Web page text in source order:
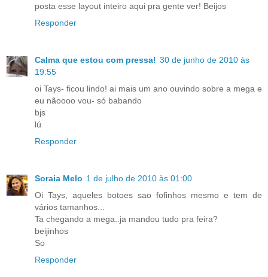
posta esse layout inteiro aqui pra gente ver! Beijos
Responder
Calma que estou com pressa! 30 de junho de 2010 às
19:55
oi Tays- ficou lindo! ai mais um ano ouvindo sobre a mega e
eu nãoooo vou- só babando
bjs
lú
Responder
Soraia Melo 1 de julho de 2010 às 01:00
Oi Tays, aqueles botoes sao fofinhos mesmo e tem de
vários tamanhos...
Ta chegando a mega..ja mandou tudo pra feira?
beijinhos
So
Responder